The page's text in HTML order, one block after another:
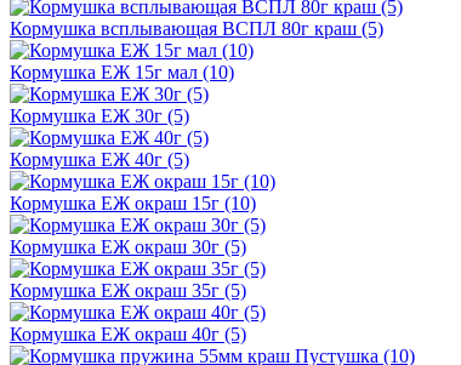
Кормушка всплывающая ВСПЛ 80г краш (5)
Кормушка ЕЖ 15г мал (10)
Кормушка ЕЖ 30г (5)
Кормушка ЕЖ 40г (5)
Кормушка ЕЖ окраш 15г (10)
Кормушка ЕЖ окраш 30г (5)
Кормушка ЕЖ окраш 35г (5)
Кормушка ЕЖ окраш 40г (5)